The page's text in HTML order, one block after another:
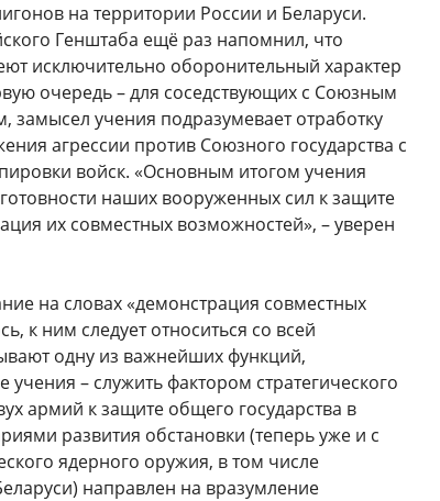
на территории России и Беларуси.
Генштаба ещё раз напомнил, что
исключительно оборонительный характер
очередь – для соседствующих с Союзным
замысел учения подразумевает отработку
агрессии против Союзного государства с
войск. «Основным итогом учения
наших вооруженных сил к защите
их совместных возможностей», – уверен
на словах «демонстрация совместных
к ним следует относиться со всей
одну из важнейших функций,
– служить фактором стратегического
армий к защите общего государства в
развития обстановки (теперь уже и с
ядерного оружия, в том числе
направлен на вразумление